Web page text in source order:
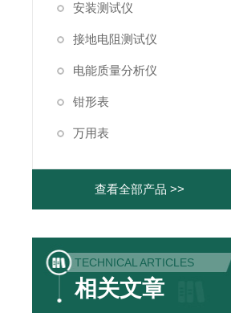
安装测试仪
接地电阻测试仪
电能质量分析仪
钳形表
万用表
查看全部产品 >>
TECHNICAL ARTICLES
相关文章